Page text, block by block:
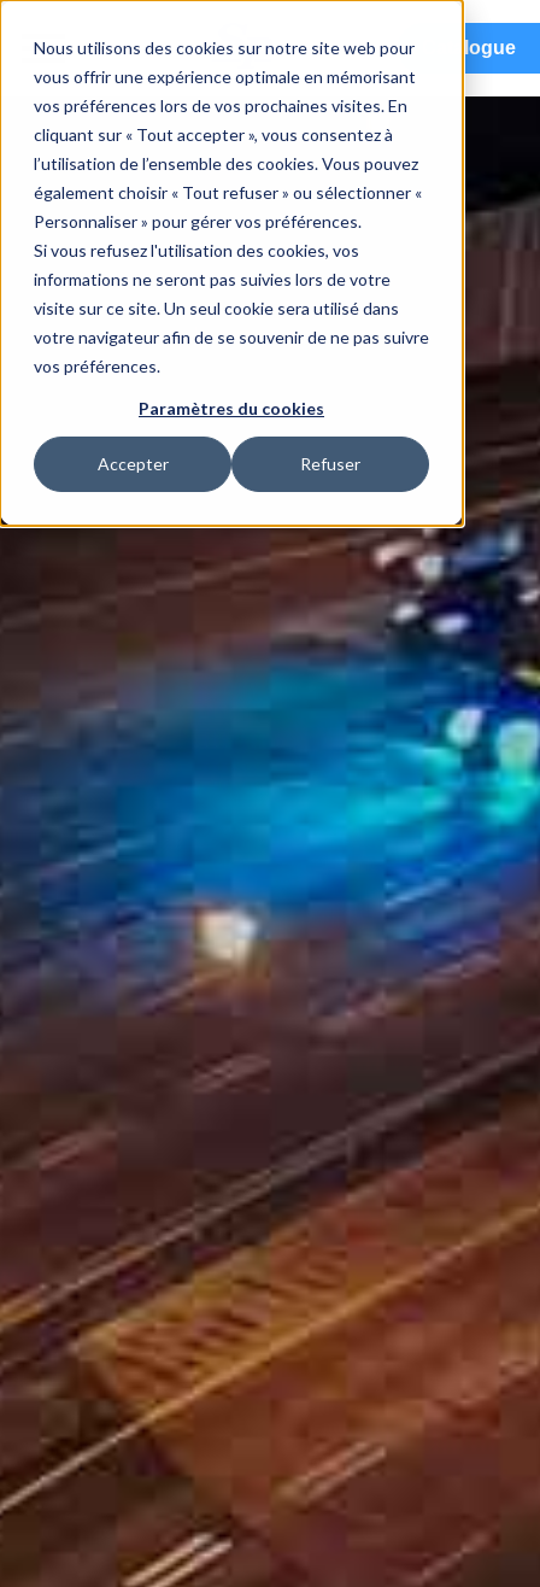
Nous utilisons des cookies sur notre site web pour
vous offrir une expérience optimale en mémorisant
vos préférences lors de vos prochaines visites. En
cliquant sur « Tout accepter », vous consentez à
l’utilisation de l’ensemble des cookies. Vous pouvez
également choisir « Tout refuser » ou sélectionner «
Personnaliser » pour gérer vos préférences.
Si vous refusez l'utilisation des cookies, vos
informations ne seront pas suivies lors de votre
visite sur ce site. Un seul cookie sera utilisé dans
votre navigateur afin de se souvenir de ne pas suivre
vos préférences.
Paramètres du cookies
Accepter Refuser
menu Catalogue